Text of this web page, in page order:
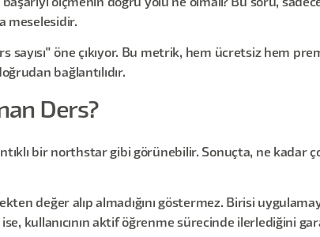
ölçmenin doğru yolu ne olmalı? Bu soru,
meselesidir.
öne çıkıyor. Bu metrik, hem ücretsiz hem
bağlantılıdır.
Ders?
bir northstar gibi görünebilir. Sonuçta, ne kadar
değer alıp almadığını göstermez. Birisi
ise, kullanıcının aktif öğrenme sürecinde ilerlediğini